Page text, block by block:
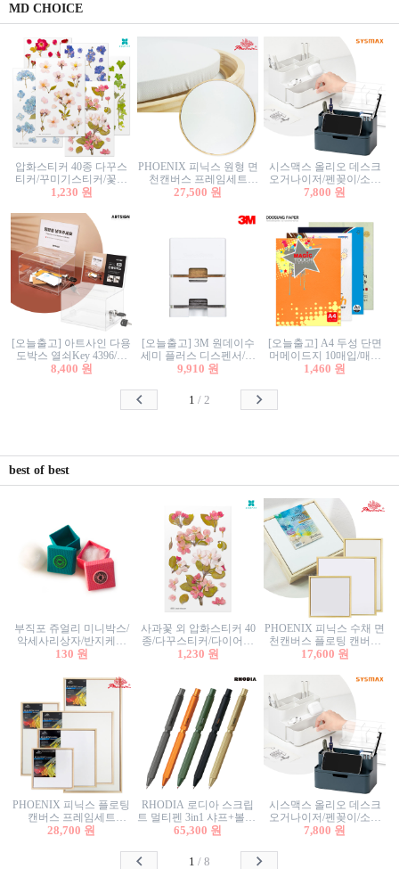
MD CHOICE
압화스티커 40종 다꾸스
티커/꾸미기스티커/꽃스
티커/압화꽃책갈피/팬시
1,230 원
PHOENIX 피닉스 원형 면
천캔버스 프레임세트
30cm/원형캔버스/플로팅
27,500 원
시스맥스 올리오 데스크
오거나이저/펜꽂이/소품
꽂이/소품함/정리함/수납
7,800 원
[오늘출고] 아트사인 다용
도박스 열쇠Key 4396/투
표함/건의함/모금함/응모
8,400 원
[오늘출고] 3M 원데이수
세미 플러스 디스펜서/소
프트수세미5매+강력수세
9,910 원
[오늘출고] A4 두성 단면
머메이드지 10매입/매직
터치/색지/색상지/색복사
칼라색지/고급복사지
1,460 원
1 / 2
best of best
부직포 쥬얼리 미니박스/
악세사리상자/반지케이
스/반지상자/귀걸이상자/
130 원
사과꽃 외 압화스티커 40
종/다꾸스티커/다이어리
꾸미기/꽃스티커/자연물
1,230 원
PHOENIX 피닉스 수채 면
천캔버스 플로팅 캔버스
프레임세트 30x30cm/액자
17,600 원
PHOENIX 피닉스 플로팅
캔버스 프레임세트
50x50cm/액자캔버스/인테
28,700 원
RHODIA 로디아 스크립
트 멀티펜 3in1 샤프+볼펜/
무광택 알루미늄 육각배
65,300 원
시스맥스 올리오 데스크
오거나이저/펜꽂이/소품
꽂이/소품함/정리함/수납
7,800 원
1 / 8